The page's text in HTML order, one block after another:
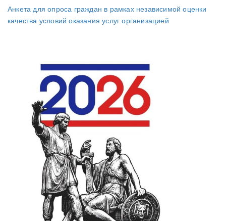
Анкета для опроса граждан в рамках независимой оценки
качества условий оказания услуг организацией